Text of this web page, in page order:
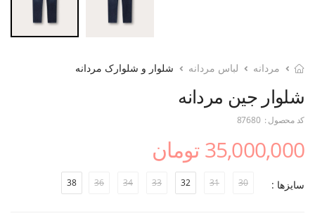
مردانه لباس مردانه شلوار و شلوارک مردانه
شلوار جین مردانه
کد محصول : 87680
35,000,000 تومان
سایزها : 30
31
32
33
34
36
38